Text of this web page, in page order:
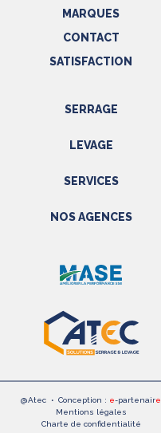
MARQUES
CONTACT
SATISFACTION
SERRAGE
Outils électriques
LEVAGE
EPI
SERVICES
Réparations
NOS AGENCES
NORD
Rhône alpes
Normandie
@Atec • Conception : e-partenaire
Mentions légales
Charte de confidentialité